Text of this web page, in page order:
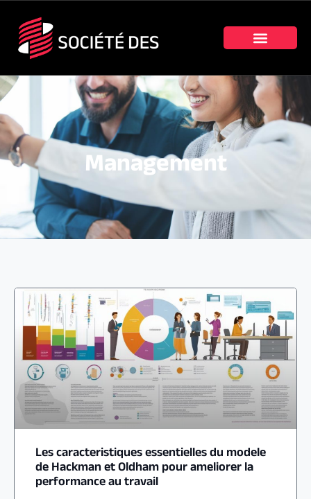
Management
Les caracteristiques essentielles du modele
de Hackman et Oldham pour ameliorer la
performance au travail